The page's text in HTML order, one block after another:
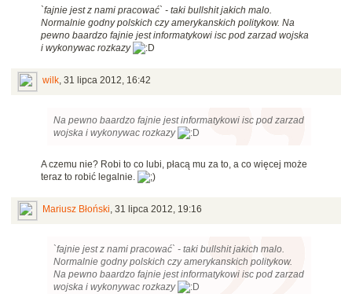
`fajnie jest z nami pracować` - taki bullshit jakich malo.
Normalnie godny polskich czy amerykanskich politykow. Na
pewno baardzo fajnie jest informatykowi isc pod zarzad wojska
i wykonywac rozkazy
wilk, 31 lipca 2012, 16:42
Na pewno baardzo fajnie jest informatykowi isc pod zarzad
wojska i wykonywac rozkazy
A czemu nie? Robi to co lubi, płacą mu za to, a co więcej może
teraz to robić legalnie.
Mariusz Błoński, 31 lipca 2012, 19:16
`fajnie jest z nami pracować` - taki bullshit jakich malo.
Normalnie godny polskich czy amerykanskich politykow.
Na pewno baardzo fajnie jest informatykowi isc pod zarzad
wojska i wykonywac rozkazy